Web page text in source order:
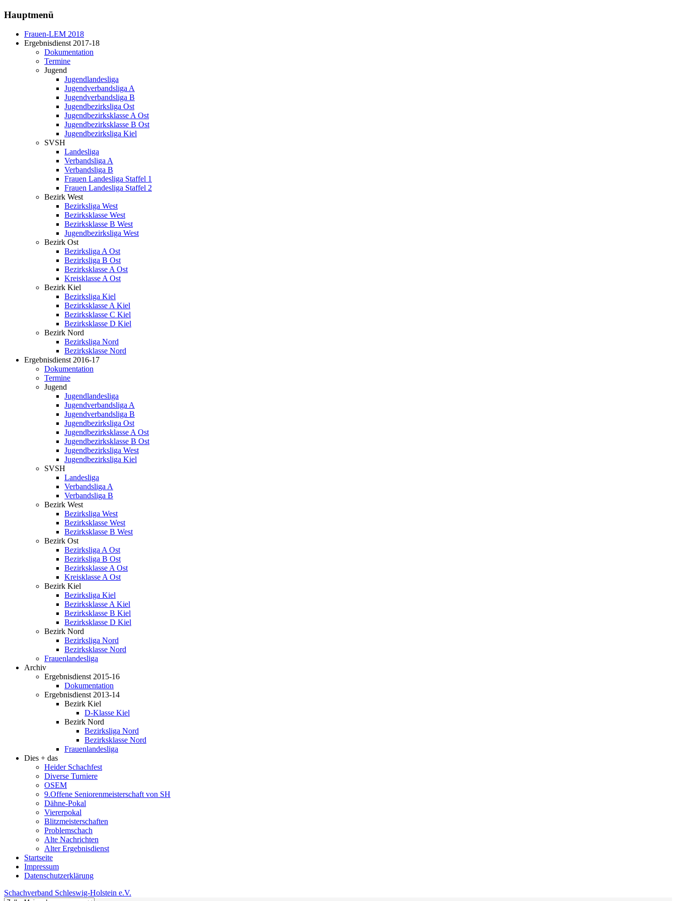
Hauptmenü
Frauen-LEM 2018
Ergebnisdienst 2017-18
Dokumentation
Termine
Jugend
Jugendlandesliga
Jugendverbandsliga A
Jugendverbandsliga B
Jugendbezirksliga Ost
Jugendbezirksklasse A Ost
Jugendbezirksklasse B Ost
Jugendbezirksliga Kiel
SVSH
Landesliga
Verbandsliga A
Verbandsliga B
Frauen Landesliga Staffel 1
Frauen Landesliga Staffel 2
Bezirk West
Bezirksliga West
Bezirksklasse West
Bezirksklasse B West
Jugendbezirksliga West
Bezirk Ost
Bezirksliga A Ost
Bezirksliga B Ost
Bezirksklasse A Ost
Kreisklasse A Ost
Bezirk Kiel
Bezirksliga Kiel
Bezirksklasse A Kiel
Bezirksklasse C Kiel
Bezirksklasse D Kiel
Bezirk Nord
Bezirksliga Nord
Bezirksklasse Nord
Ergebnisdienst 2016-17
Dokumentation
Termine
Jugend
Jugendlandesliga
Jugendverbandsliga A
Jugendverbandsliga B
Jugendbezirksliga Ost
Jugendbezirksklasse A Ost
Jugendbezirksklasse B Ost
Jugendbezirksliga West
Jugendbezirksliga Kiel
SVSH
Landesliga
Verbandsliga A
Verbandsliga B
Bezirk West
Bezirksliga West
Bezirksklasse West
Bezirksklasse B West
Bezirk Ost
Bezirksliga A Ost
Bezirksliga B Ost
Bezirksklasse A Ost
Kreisklasse A Ost
Bezirk Kiel
Bezirksliga Kiel
Bezirksklasse A Kiel
Bezirksklasse B Kiel
Bezirksklasse D Kiel
Bezirk Nord
Bezirksliga Nord
Bezirksklasse Nord
Frauenlandesliga
Archiv
Ergebnisdienst 2015-16
Dokumentation
Ergebnisdienst 2013-14
Bezirk Kiel
D-Klasse Kiel
Bezirk Nord
Bezirksliga Nord
Bezirksklasse Nord
Frauenlandesliga
Dies + das
Heider Schachfest
Diverse Turniere
OSEM
9.Offene Seniorenmeisterschaft von SH
Dähne-Pokal
Viererpokal
Blitzmeisterschaften
Problemschach
Alte Nachrichten
Alter Ergebnisdienst
Startseite
Impressum
Datenschutzerklärung
Schachverband Schleswig-Holstein e.V.